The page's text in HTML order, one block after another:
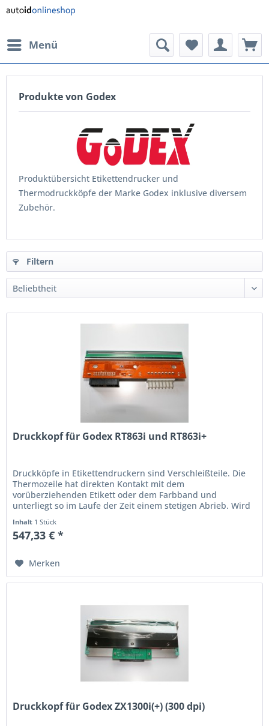
Menü
Produkte von Godex
Produktübersicht Etikettendrucker und
Thermodruckköpfe der Marke Godex inklusive diversem
Zubehör.
Filtern
Druckkopf für Godex RT863i und RT863i+
Druckköpfe in Etikettendruckern sind Verschleißteile. Die
Thermo­zeile hat direkten Kontakt mit dem
vorüberziehenden Etikett oder dem Farbband und
unterliegt so im Laufe der Zeit einem stetigen Abrieb. Wird
Inhalt 1 Stück
547,33 € *
Merken
Druckkopf für Godex ZX1300i(+) (300 dpi)